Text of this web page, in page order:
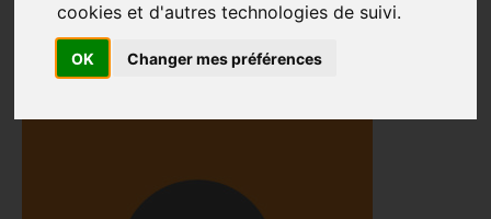
cookies et d'autres technologies de suivi.
OK Changer mes préférences
PRESENTATION